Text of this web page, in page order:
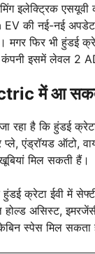
इलेक्ट्रिक
की नई-नई अपडेट
मगर फिर भी हुंडई
कंपनी इसमें लेवल 2
में आ
जा रहा है कि
एंड्रॉयड ऑटो,
मिल सकती हैं।
कि हुंडई क्रेटा ईवी
असिस्ट,
स्पेस मिल